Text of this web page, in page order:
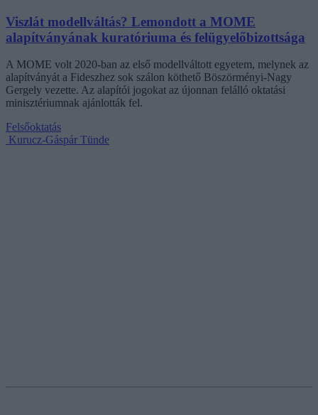
Viszlát modellváltás? Lemondott a MOME
alapítványának kuratóriuma és felügyelőbizottsága
A MOME volt 2020-ban az első modellváltott egyetem, melynek az
alapítványát a Fideszhez sok szálon köthető Böszörményi-Nagy
Gergely vezette. Az alapítói jogokat az újonnan felálló oktatási
minisztériumnak ajánlották fel.
Felsőoktatás
Kurucz-Gáspár Tünde